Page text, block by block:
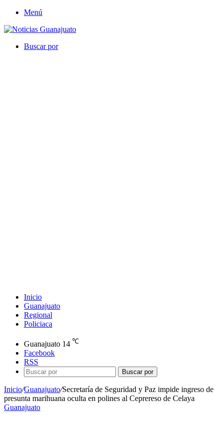
Menú
Buscar por
Inicio
Guanajuato
Regional
Policiaca
Guanajuato 14 ℃
Facebook
RSS
Buscar por
Inicio/Guanajuato/Secretaría de Seguridad y Paz impide ingreso de
presunta marihuana oculta en polines al Ceprereso de Celaya
Guanajuato